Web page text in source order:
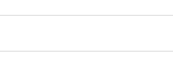
l
M